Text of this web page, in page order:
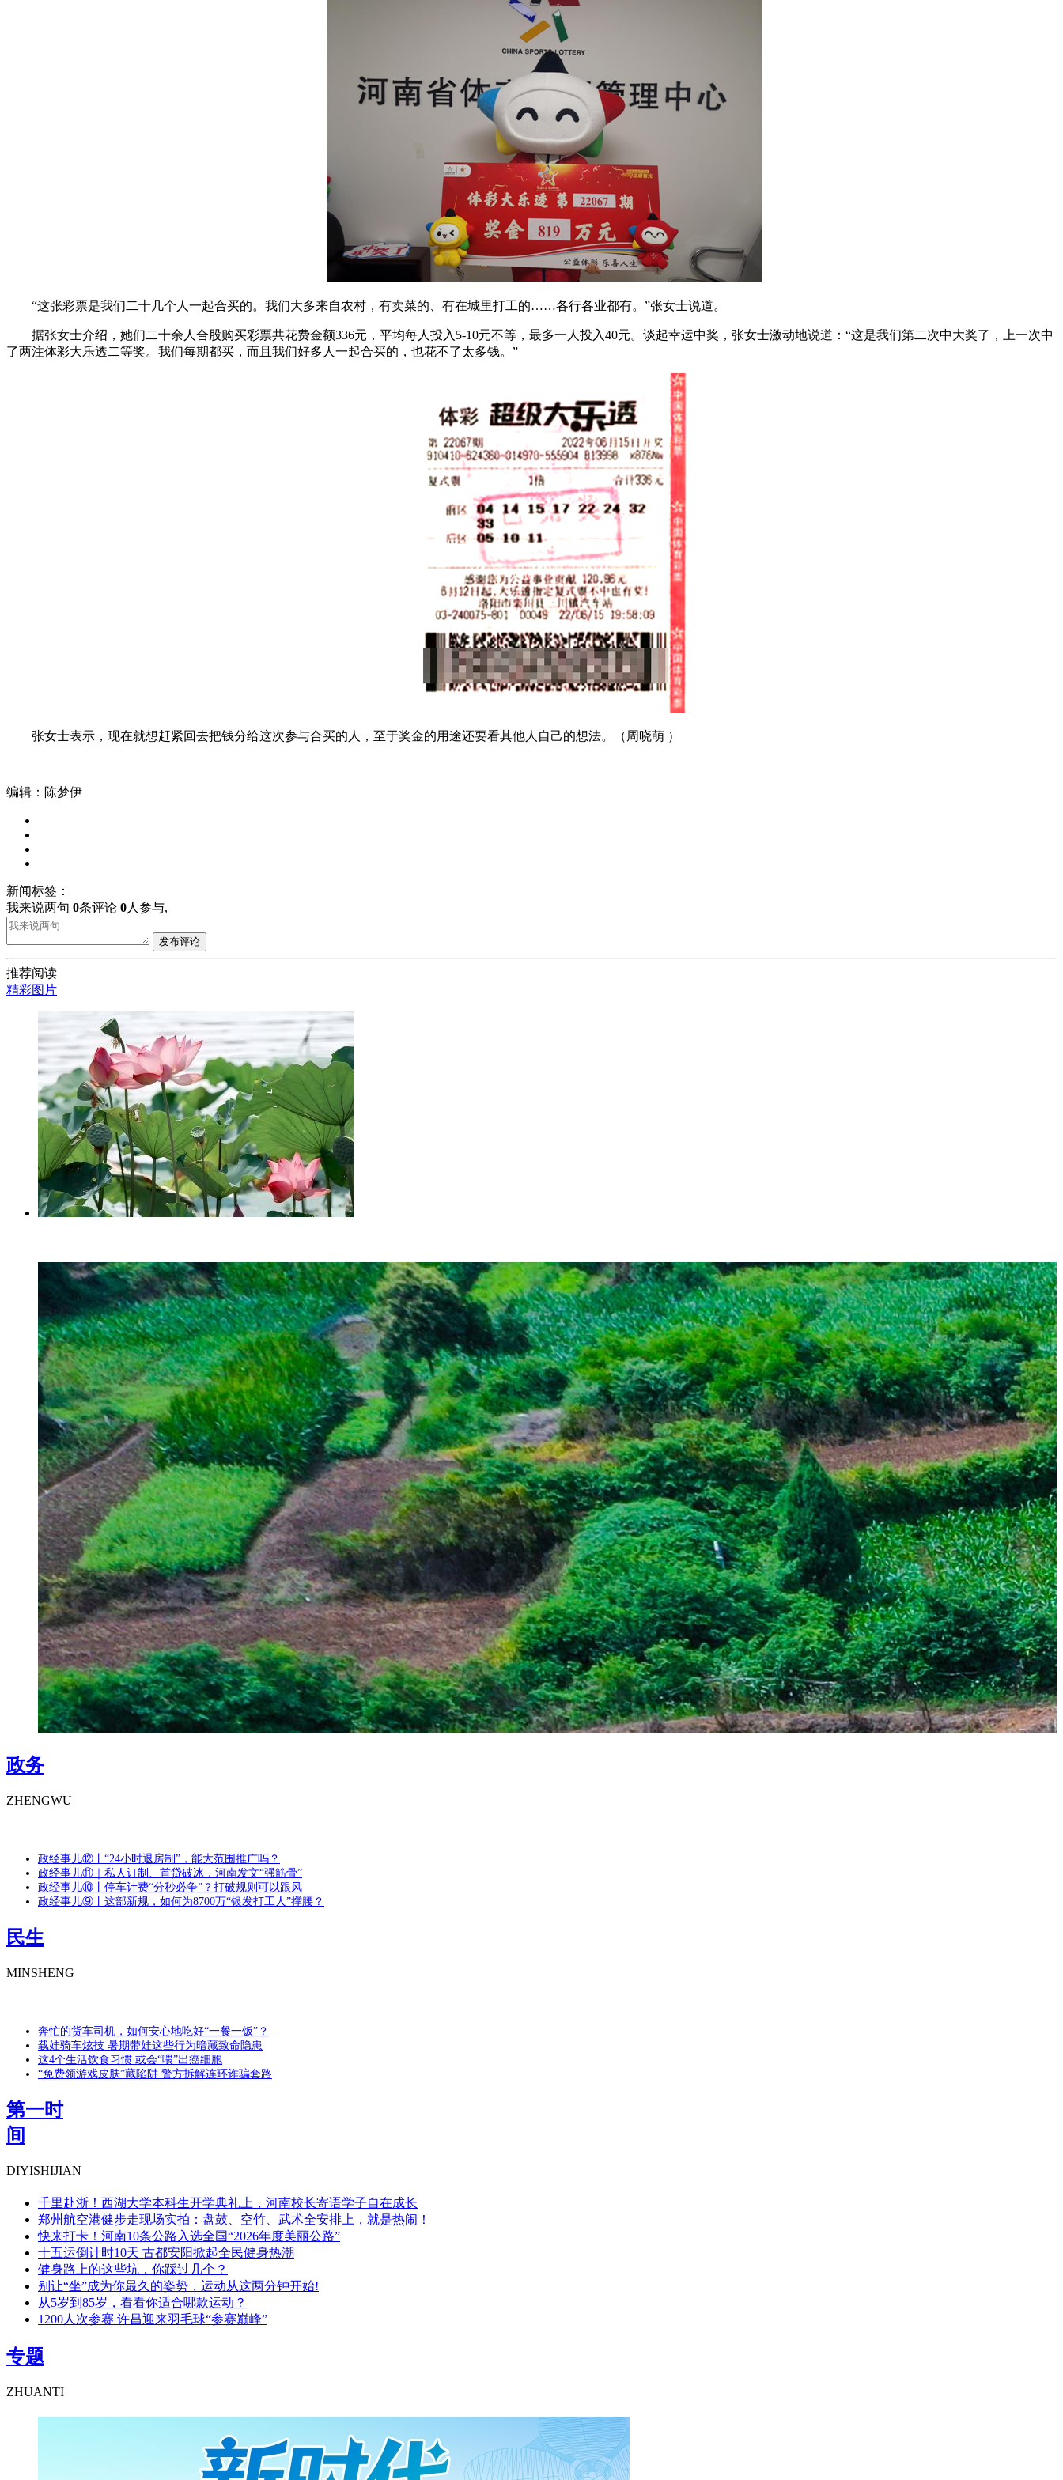
“这张彩票是我们二十几个人一起合买的。我们大多来自农村，有卖菜的、有在城里打工的……各行各业都有。”张女士说道。
据张女士介绍，她们二十余人合股购买彩票共花费金额336元，平均每人投入5-10元不等，最多一人投入40元。谈起幸运中奖，张女士激动地说道：“这是我们第二次中大奖了，上一次中
了两注体彩大乐透二等奖。我们每期都买，而且我们好多人一起合买的，也花不了太多钱。”
张女士表示，现在就想赶紧回去把钱分给这次参与合买的人，至于奖金的用途还要看其他人自己的想法。（周晓萌 ）
编辑：陈梦伊
新闻标签：
我来说两句 0条评论 0人参与,
发布评论
推荐阅读